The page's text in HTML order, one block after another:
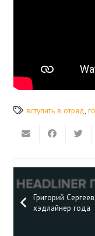
вступить в отряд,
Григорий
хэдлайнер года